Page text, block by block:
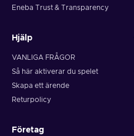
Eneba Trust & Transparency
Hjälp
VANLIGA FRÅGOR
Så här aktiverar du spelet
Skapa ett ärende
Returpolicy
Företag